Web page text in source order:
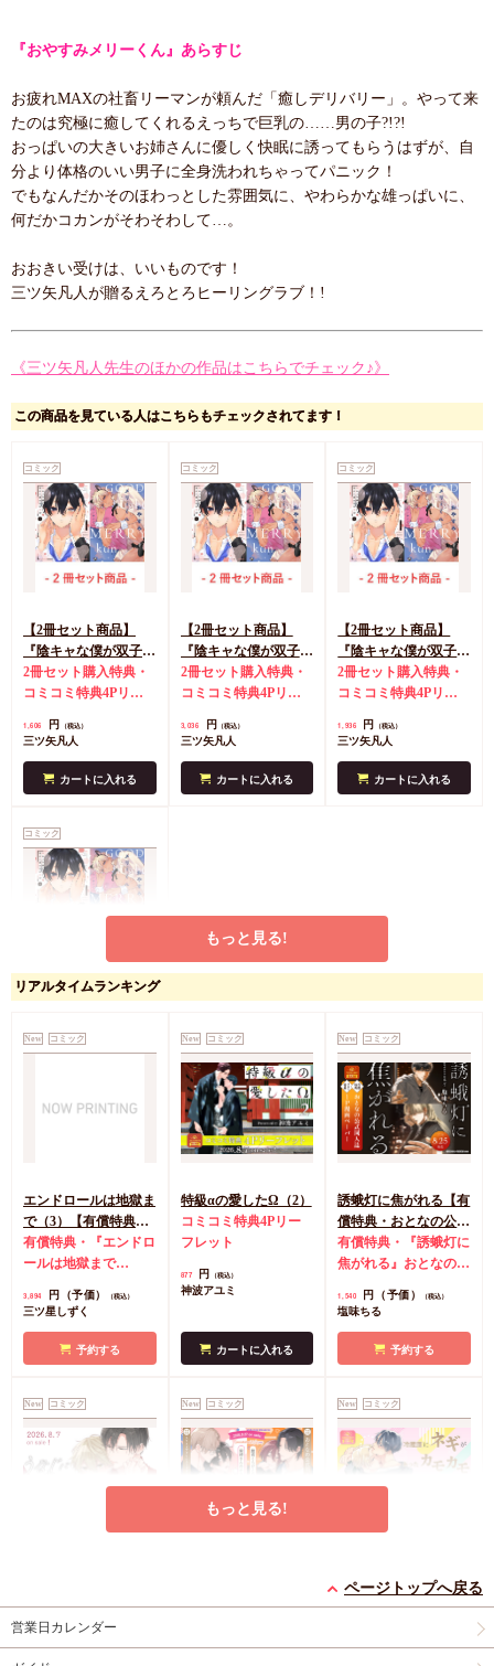
『おやすみメリーくん』あらすじ
お疲れMAXの社畜リーマンが頼んだ「癒しデリバリー」。やって来
たのは究極に癒してくれるえっちで巨乳の……男の子?!?!
おっぱいの大きいお姉さんに優しく快眠に誘ってもらうはずが、自
分より体格のいい男子に全身洗われちゃってパニック！
でもなんだかそのほわっとした雰囲気に、やわらかな雄っぱいに、
何だかコカンがそわそわして…。
おおきい受けは、いいものです！
三ツ矢凡人が贈るえろとろヒーリングラブ！!
《三ツ矢凡人先生のほかの作品はこちらでチェック♪》
この商品を見ている人はこちらもチェックされてます！
コミック
【2冊セット商品】
『陰キャな僕が双子に
愛される理由（5）
（単品）』+『おやす
品）』
2冊セット購入特典・
コミコミ特典4Pリー
典4Pリーフレット
ん） 店舗共通ミニカ
ラーペーパー（おやす
1,606 円 （税込）
三ツ矢凡人
カートに入れる
コミック
【2冊セット商品】
『陰キャな僕が双子に
愛される理由（5）
【有償特典・小冊
リーくん【有償特典・
ンド】』
2冊セット購入特典・
コミコミ特典4Pリー
『陰キャな僕が双子に
有償特典・『おやすみ
メリーくん』ゆらゆら
3,036 円 （税込）
三ツ矢凡人
カートに入れる
コミック
【2冊セット商品】
『陰キャな僕が双子に
愛される理由（5）
【有償特典・小冊
リーくん（単品）』
2冊セット購入特典・
コミコミ特典4Pリー
『陰キャな僕が双子に
コミコミ特典4Pリー
フレット（おやすみメ
1,936 円 （税込）
三ツ矢凡人
カートに入れる
コミック
【2冊セット商品】
愛される理由（5）
（単品）』+『おやす
典・ゆらゆらアクリル
2冊セット購入特典・
コミコミ特典4Pリー
『おやすみメリーく
ん） 店舗共通ミニカ
ラーペーパー（おやす
みメリーくん）
三ツ矢凡人
もっと見る!
リアルタイムランキング
New コミック
エンドロールは地獄ま
で（3）【有償特典・
小冊子＋箔押しA5ア
クリルボード】
有償特典・『エンドロ
ールは地獄まで
典・『エンドロールは
しA5アクリルボード
コミコミ特典8P小冊
風A5イラストカード
3,894 円（予価） （税込）
三ツ星しずく
予約する
New コミック
特級αの愛したΩ（2）
コミコミ特典4Pリー
フレット
877 円 （税込）
神波アユミ
カートに入れる
New コミック
誘蛾灯に焦がれる【有
償特典・おとなの公式
同人誌】
有償特典・『誘蛾灯に
焦がれる』おとなの公
典漫画ペーパー
1,540 円（予価） （税込）
塩味ちる
予約する
New コミック
有償特典・『うなじに
恋の痕』12P小冊子
1,295
New コミック
ず【有償】+柴崎さん
償】』【8/17締切！予
2冊セット購入特典・
子＆ミニクリアカード
New コミック
カモカモ【有償特典・
小冊子】【予約キャン
ら受付開始】
有償特典・『冷蔵庫に
モ』12P小冊子 店舗共
もっと見る!
ページトップへ戻る
営業日カレンダー